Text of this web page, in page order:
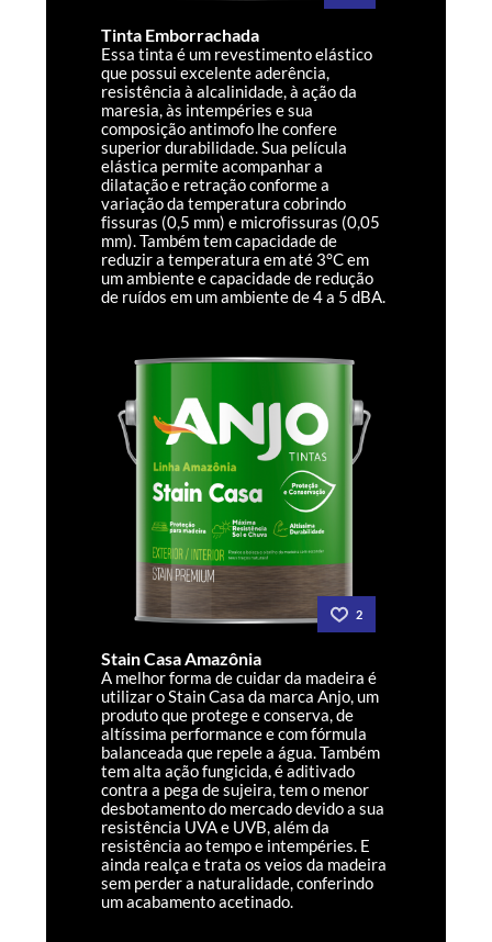
Tinta Emborrachada
Essa tinta é um revestimento elástico
que possui excelente aderência,
resistência à alcalinidade, à ação da
maresia, às intempéries e sua
composição antimofo lhe confere
superior durabilidade. Sua película
elástica permite acompanhar a
dilatação e retração conforme a
variação da temperatura cobrindo
fissuras (0,5 mm) e microfissuras (0,05
mm). Também tem capacidade de
reduzir a temperatura em até 3°C em
um ambiente e capacidade de redução
de ruídos em um ambiente de 4 a 5 dBA.
2
Stain Casa Amazônia
A melhor forma de cuidar da madeira é
utilizar o Stain Casa da marca Anjo, um
produto que protege e conserva, de
altíssima performance e com fórmula
balanceada que repele a água. Também
tem alta ação fungicida, é aditivado
contra a pega de sujeira, tem o menor
desbotamento do mercado devido a sua
resistência UVA e UVB, além da
resistência ao tempo e intempéries. E
ainda realça e trata os veios da madeira
sem perder a naturalidade, conferindo
um acabamento acetinado.